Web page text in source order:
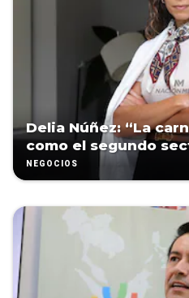
Delia Núñez: “La
como el segundo
NEGOCIOS